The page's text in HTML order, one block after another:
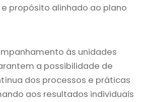
propósito alinhado ao plano
às unidades
a possibilidade de
dos processos e práticas
aos resultados individuais